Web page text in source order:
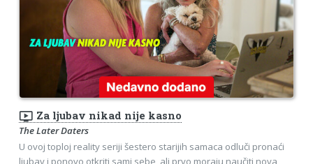
ondemand_video Za ljubav nikad nije kasno
The Later Daters
U ovoj toploj reality seriji šestero starijih samaca odluči pronaći
ljubav i ponovo otkriti sami sebe, ali prvo moraju naučiti nova